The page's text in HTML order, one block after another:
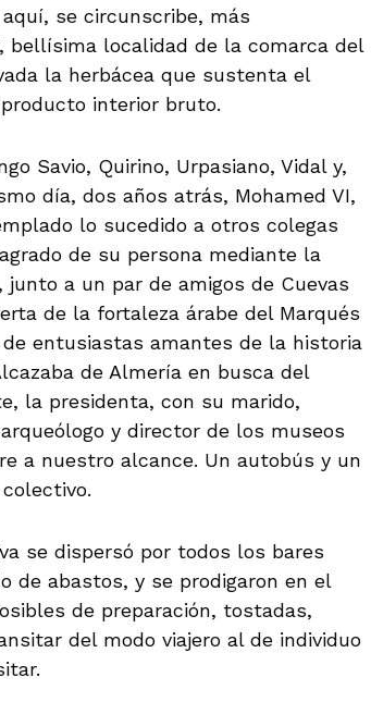
se circunscribe, más
bellísima localidad de la comarca del
la herbácea que sustenta el
interior bruto.
Savio, Quirino, Urpasiano, Vidal y,
día, dos años atrás, Mohamed VI,
lo sucedido a otros colegas
de su persona mediante la
a un par de amigos de Cuevas
de la fortaleza árabe del Marqués
entusiastas amantes de la historia
de Almería en busca del
la presidenta, con su marido,
y director de los museos
a nuestro alcance. Un autobús y un
se dispersó por todos los bares
de abastos, y se prodigaron en el
de preparación, tostadas,
del modo viajero al de individuo